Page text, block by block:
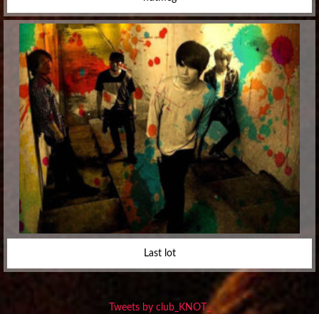
Last lot
Tweets by club_KNOT_